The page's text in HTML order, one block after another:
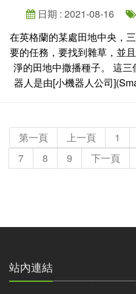
日期 : 2021-08-16
在英格蘭的某處田地中央，
要的任務，要找到雜草，並
淨的田地中撒播種子。 這
器人是由[小機器人公司
第一頁 上一頁 1
7
8 9 下一頁
站內連結